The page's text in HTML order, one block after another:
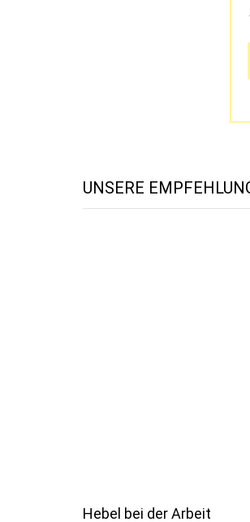
UNSERE
Hebel bei der Arbeit